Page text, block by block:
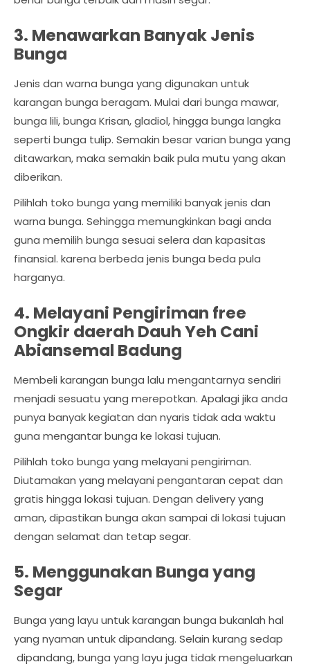
3. Menawarkan Banyak Jenis
Bunga
Jenis dan warna bunga yang digunakan untuk
karangan bunga beragam. Mulai dari bunga mawar,
bunga lili, bunga Krisan, gladiol, hingga bunga langka
seperti bunga tulip. Semakin besar varian bunga yang
ditawarkan, maka semakin baik pula mutu yang akan
diberikan.
Pilihlah toko bunga yang memiliki banyak jenis dan
warna bunga. Sehingga memungkinkan bagi anda
guna memilih bunga sesuai selera dan kapasitas
finansial. karena berbeda jenis bunga beda pula
harganya.
4. Melayani Pengiriman free
Ongkir daerah Dauh Yeh Cani
Abiansemal Badung
Membeli karangan bunga lalu mengantarnya sendiri
menjadi sesuatu yang merepotkan. Apalagi jika anda
punya banyak kegiatan dan nyaris tidak ada waktu
guna mengantar bunga ke lokasi tujuan.
Pilihlah toko bunga yang melayani pengiriman.
Diutamakan yang melayani pengantaran cepat dan
gratis hingga lokasi tujuan. Dengan delivery yang
aman, dipastikan bunga akan sampai di lokasi tujuan
dengan selamat dan tetap segar.
5. Menggunakan Bunga yang
Segar
Bunga yang layu untuk karangan bunga bukanlah hal
yang nyaman untuk dipandang. Selain kurang sedap
dipandang, bunga yang layu juga tidak mengeluarkan